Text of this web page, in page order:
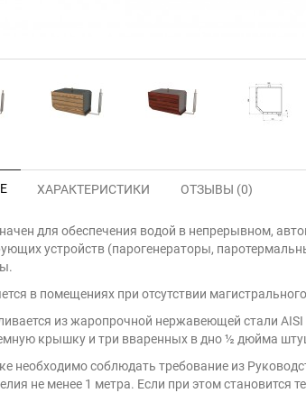
ХАРАКТЕРИСТИКИ ОТЗЫВЫ (0)
для обеспечения водой в непрерывном,
устройств (парогенераторы,
в помещениях при отсутствии
из жаропрочной нержавеющей стали
крышку и три вваренных в дно ½ дюйма
необходимо соблюдать требование из
не менее 1 метра. Если при этом